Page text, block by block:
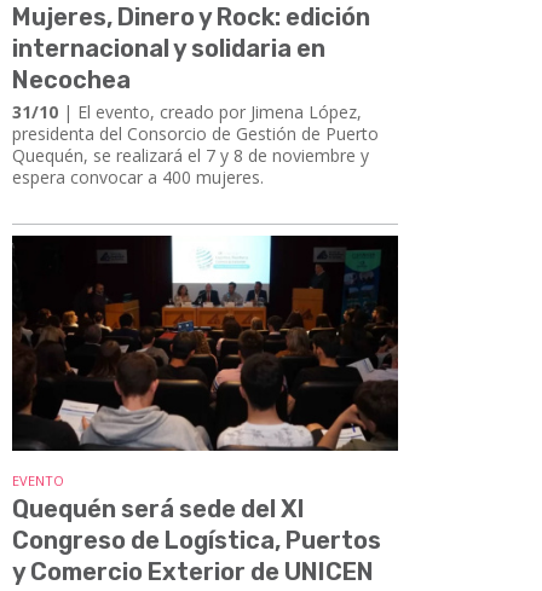
Mujeres, Dinero y Rock: edición
internacional y solidaria en
Necochea
31/10 | El evento, creado por Jimena López,
presidenta del Consorcio de Gestión de Puerto
Quequén, se realizará el 7 y 8 de noviembre y
espera convocar a 400 mujeres.
EVENTO
Quequén será sede del XI
Congreso de Logística, Puertos
y Comercio Exterior de UNICEN